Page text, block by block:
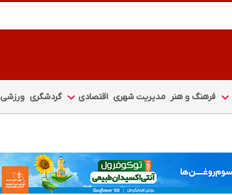
فرهنگ و هنر مدیریت شهری اقتصادی گردشگری ورزشی